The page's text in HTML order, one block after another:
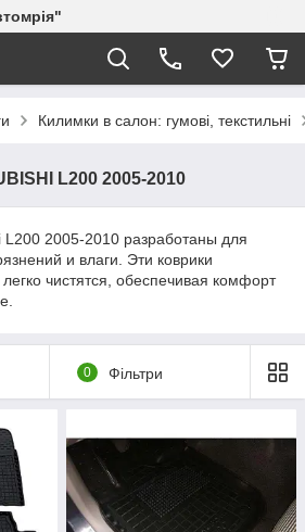
Килимки в салон: гумові, текстильні
L200 2005-2010
L200 2005-2010 разработаны для
и влаги. Эти коврики
чистятся, обеспечивая комфорт
0 Фільтри